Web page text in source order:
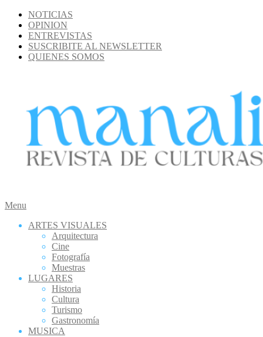
Skip
content
NOTICIAS
OPINION
ENTREVISTAS
SUSCRIBITE AL NEWSLETTER
QUIENES SOMOS
MANALI
Secondary
Menu
Menu
ARTES VISUALES
Arquitectura
Cine
Fotografía
Muestras
LUGARES
Historia
Cultura
Turismo
Gastronomía
MUSICA